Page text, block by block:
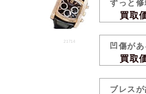
21714
ずっと
買取
凹傷が
買取
ブレス